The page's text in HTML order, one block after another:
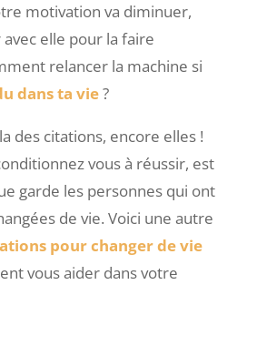
motivation va diminuer,
elle pour la faire
relancer la machine si
dans ta vie?
des citations, encore elles !
vous à réussir, est
garde les personnes qui ont
de vie. Voici une autre
pour changer de vie
vous aider dans votre